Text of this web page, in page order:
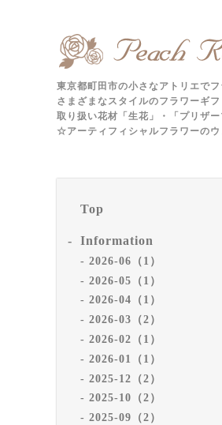
東京都町田市の小さなアトリエで
さまざまなスタイルのフラワーギフ
取り扱い花材「生花」・「プリザ
☆アーティフィシャルフラワーの
Top
Information
2026-06（1）
2026-05（1）
2026-04（1）
2026-03（2）
2026-02（1）
2026-01（1）
2025-12（2）
2025-10（2）
2025-09（2）